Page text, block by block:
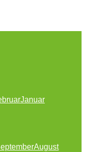
Januar
August